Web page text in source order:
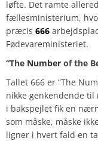
løfte. Det ramte
fællesministerium,
præcis 666
Fødevareministeriet.
“The Number of the
Tallet 666 er “The
nikke genkendende til
i bakspejlet fik en
som måske, måske
ligner i hvert fald en